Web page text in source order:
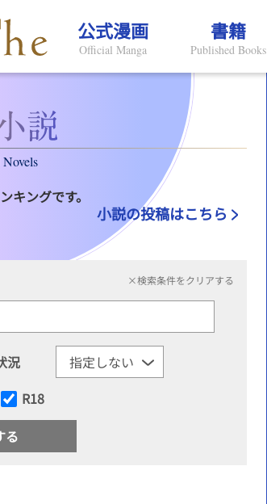
公式漫画
Official Manga
書籍
Published Books
キングです。
小説の投稿はこちら
×検索条件をクリアする
況
R18